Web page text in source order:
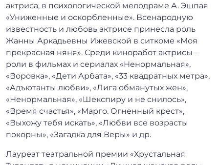
актриса, в психологической мелодраме А. Эшпая
«Униженные и оскорбленные». Всенародную
известность и любовь актрисе принесла роль
Жанны Аркадьевны Ижевской в ситкоме «Моя
прекрасная няня». Среди киноработ актрисы –
роли в фильмах и сериалах «Ненормальная»,
«Воровка», «Дети Арбата», «33 квадратных метра»,
«Адъютанты любви», «Лига обманутых жен»,
«Ненормальная», «Шекспиру и не снилось»,
«Время счастья», «Марго. Огненный крест»,
«Выхожу тебя искать», «Любви все возрасты
покорны», «Загадка для Веры» и др.
Лауреат театральной премии «Хрустальная